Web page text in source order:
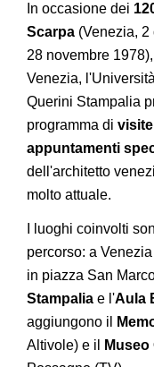
In occasione dei
Scarpa (Venezia,
28 novembre
Venezia,
Querini Stampalia
programma di
appuntamenti
dell'architetto
molto attuale.
I luoghi coinvolti
percorso: a Venezia
in piazza San
Stampalia e l'Aula
aggiungono il
Altivole) e il